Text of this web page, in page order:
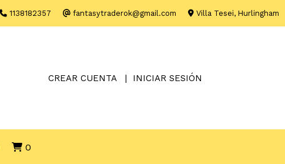
1138182357 fantasytraderok@gmail.com Villa Tesei, Hurlingham
CREAR CUENTA INICIAR SESIÓN
0